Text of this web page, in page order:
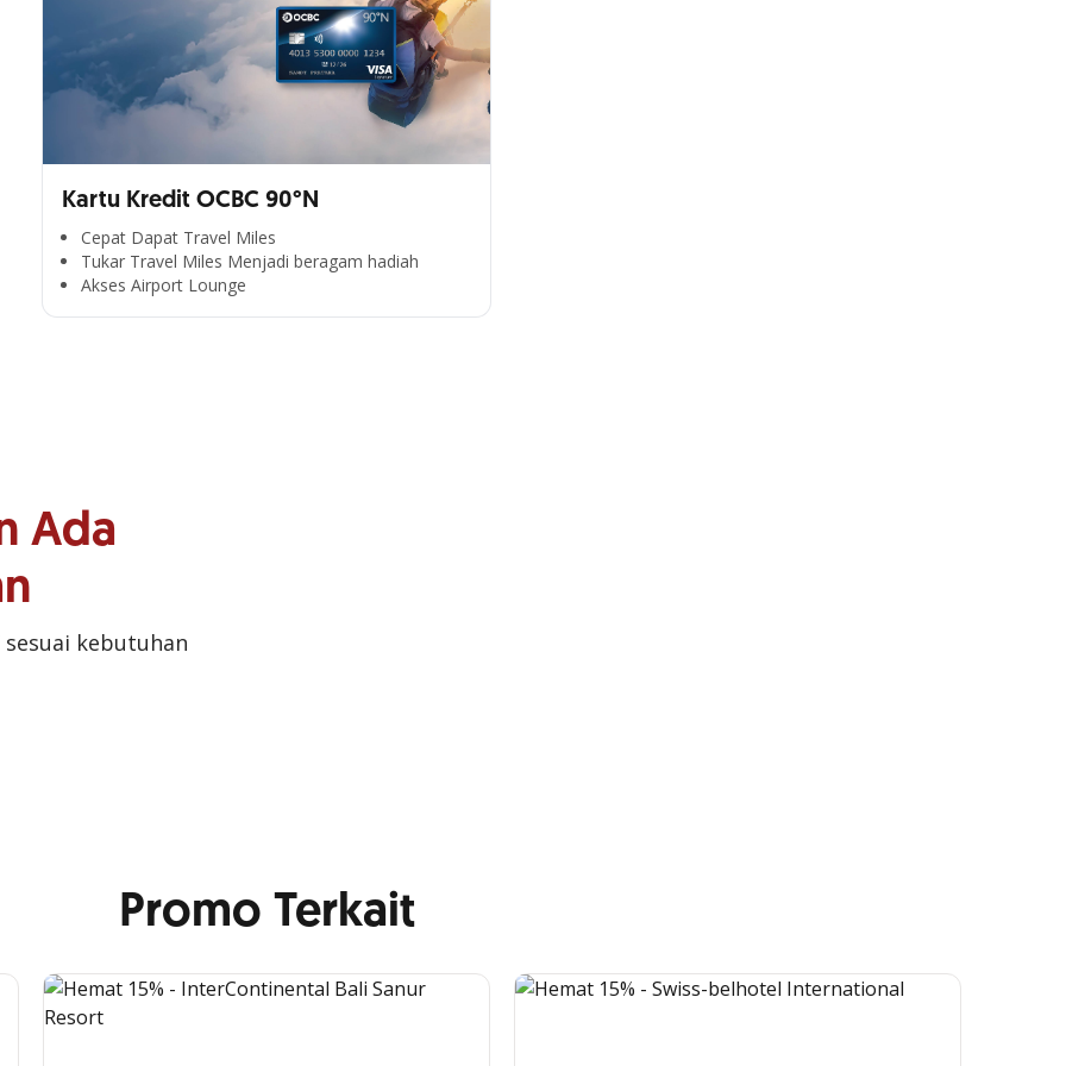
Kartu Kredit OCBC 90°N
Cepat Dapat Travel Miles
Tukar Travel Miles Menjadi beragam hadiah
Akses Airport Lounge
Ada
kebutuhan
Promo Terkait